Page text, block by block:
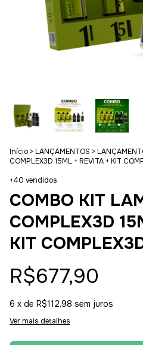
Início > LANÇAMENTOS >
COMPLEX3D 15ML + REVITA + KIT
+40 vendidos
COMBO KIT
COMPLEX3D
KIT
R$677,90
6 x de R$112,98 sem juros
Ver mais detalhes